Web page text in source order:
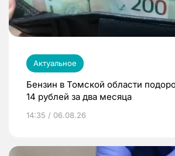
Актуальное
Бензин в Томской области
14 рублей за два месяца
14:35 / 06.08.26